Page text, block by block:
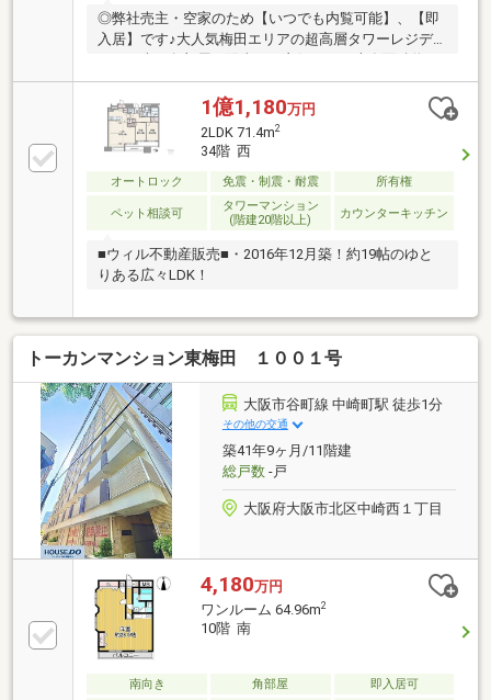
ッチ新設/リビング建具新調
◎弊社売主・空家のため【いつでも内覧可能】、【即
入居】です♪大人気梅田エリアの超高層タワーレジデ
帖・LDK約20帖・3LDKで開放的あふれる人気の間取り
です！また、南西角部屋のため陽当たりも良好です♪
共有施設も充実しており、快適な都会生活が叶いま
す。◎お問合せ当日でもご案内が可能な場合もござい
1億1,180万円
2LDK 71.4m2
34階 西
オートロック 免震・制震・耐震 所有権
ペット相談可
タワーマンション
(階建20階以上)
カウンターキッチン
■ウィル不動産販売■・2016年12月築！約19帖のゆと
りある広々LDK！
トーカンマンション東梅田 １００１号
大阪市谷町線 中崎町駅 徒歩1分
その他の交通
築41年9ヶ月/11階建
総戸数-戸
大阪府大阪市北区中崎西１丁目
4,180万円
ワンルーム 64.96m2
10階 南
南向き 角部屋
即入居可